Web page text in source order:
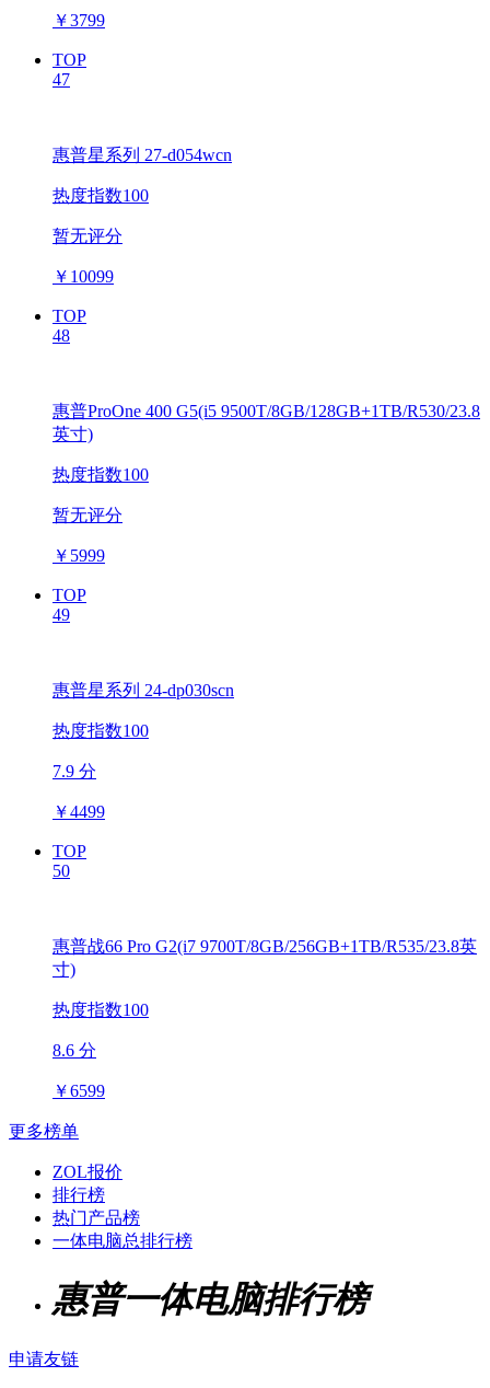
￥3799
TOP
47
惠普星系列 27-d054wcn
热度指数100
暂无评分
￥ 10099
TOP
48
惠普ProOne 400 G5(i5 9500T/8GB/128GB+1TB/R530/23.8
英寸)
热度指数100
暂无评分
￥ 5999
TOP
49
惠普星系列 24-dp030scn
热度指数100
7.9 分
￥4499
TOP
50
惠普战66 Pro G2(i7 9700T/8GB/256GB+1TB/R535/23.8英
寸)
热度指数100
8.6 分
￥6599
更多榜单
ZOL报价
排行榜
热门产品榜
一体电脑总排行榜
惠普一体电脑排行榜
申请友链